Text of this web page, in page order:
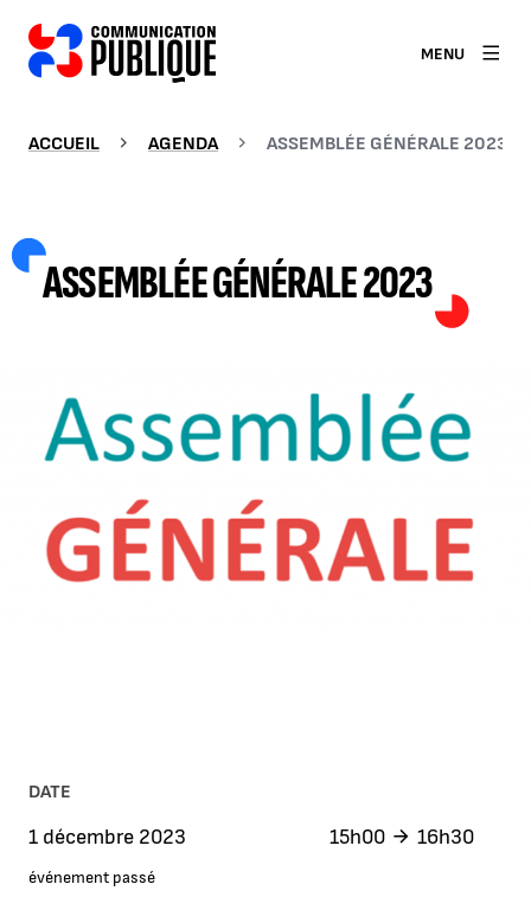
MENU
ACCUEIL AGENDA ASSEMBLÉE GÉNÉRALE 2023
ASSEMBLÉE GÉNÉRALE 2023
AGRANDIR L'IMAGE
DATE
1 décembre 2023 15h00 16h30
événement passé